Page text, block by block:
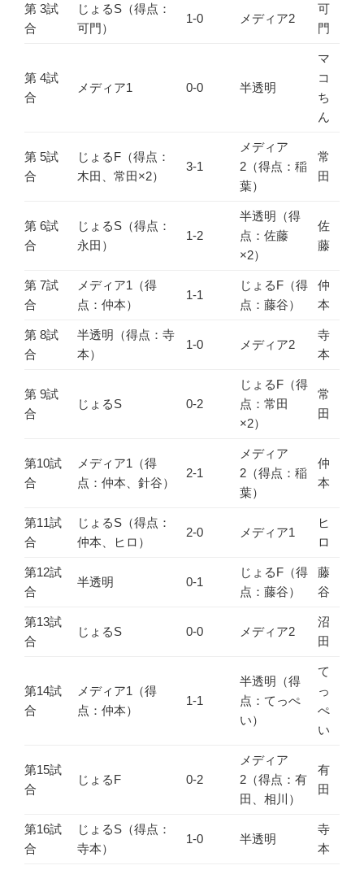
第 3試
合
じょるS（得点：
可門）
1-0 メディア2
可
門
第 4試
合
メディア1 0-0 半透明
マ
コ
ち
ん
第 5試
合
じょるF（得点：
木田、常田×2）
3-1
メディア
2（得点：稲
葉）
常
田
第 6試
合
じょるS（得点：
永田）
1-2
半透明（得
点：佐藤
×2）
佐
藤
第 7試
合
メディア1（得
点：仲本）
1-1
じょるF（得
点：藤谷）
仲
本
第 8試
合
半透明（得点：寺
本）
1-0 メディア2
寺
本
第 9試
合
じょるS 0-2
じょるF（得
点：常田
×2）
常
田
第10試
合
メディア1（得
点：仲本、針谷）
2-1
メディア
2（得点：稲
葉）
仲
本
第11試
合
じょるS（得点：
仲本、ヒロ）
2-0 メディア1
ヒ
ロ
第12試
合
半透明 0-1
じょるF（得
点：藤谷）
藤
谷
第13試
合
じょるS 0-0 メディア2
沼
田
第14試
合
メディア1（得
点：仲本）
1-1
半透明（得
点：てっぺ
い）
て
っ
ぺ
い
第15試
合
じょるF 0-2
メディア
2（得点：有
田、相川）
有
田
第16試
合
じょるS（得点：
寺本）
1-0 半透明
寺
本